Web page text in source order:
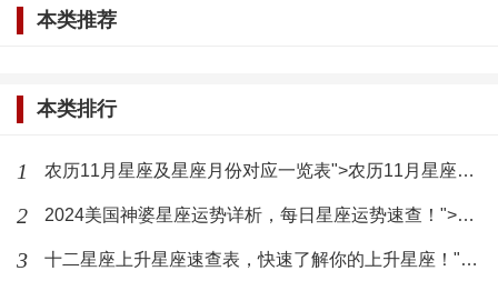
开放包容的家庭观
重家庭成员的选择，无论是对待婚姻、职业还是生活
放包容的家庭观，使家庭成员在和谐的氛围中共同成
长，也为孩子树立了正确的人生观。
本类推荐
本类排行
1 农历11月星座及星座月份对应一览表">农历11月星座及星座月份对应一览表
2 2024美国神婆星座运势详析，每日星座运势速查！">2024美国神婆星座运势详析，每日星座运势速查！
3 十二星座上升星座速查表，快速了解你的上升星座！">十二星座上升星座速查表，快速了解你的上升星座！